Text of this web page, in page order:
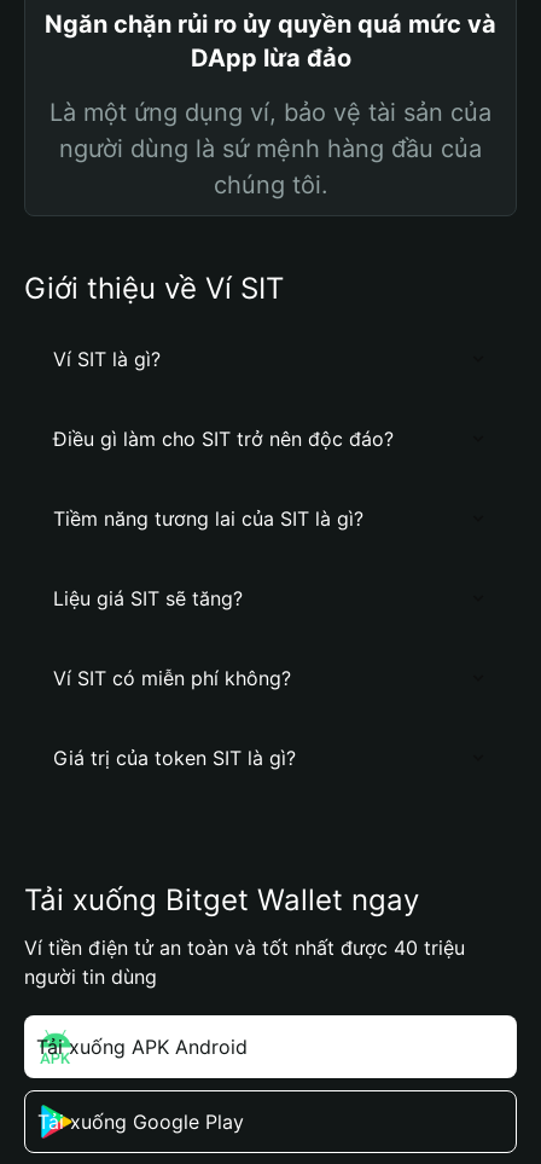
Ngăn chặn rủi ro ủy quyền quá mức và
DApp lừa đảo
Là một ứng dụng ví, bảo vệ tài sản của
người dùng là sứ mệnh hàng đầu của
chúng tôi.
Giới thiệu về Ví SIT
Ví SIT là gì?
Điều gì làm cho SIT trở nên độc đáo?
Tiềm năng tương lai của SIT là gì?
Liệu giá SIT sẽ tăng?
Ví SIT có miễn phí không?
Giá trị của token SIT là gì?
Tải xuống Bitget Wallet ngay
Ví tiền điện tử an toàn và tốt nhất được 40 triệu
người tin dùng
Tải xuống APK Android
Tải xuống Google Play